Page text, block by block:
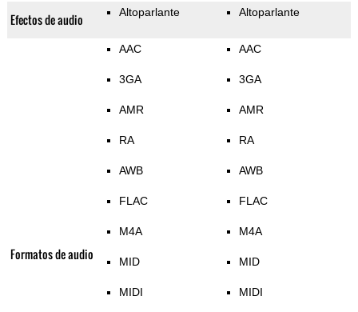
Efectos de audio Altoparlante Altoparlante
Formatos de audio
AAC
3GA
AMR
RA
AWB
FLAC
M4A
MID
MIDI
AAC
3GA
AMR
RA
AWB
FLAC
M4A
MID
MIDI